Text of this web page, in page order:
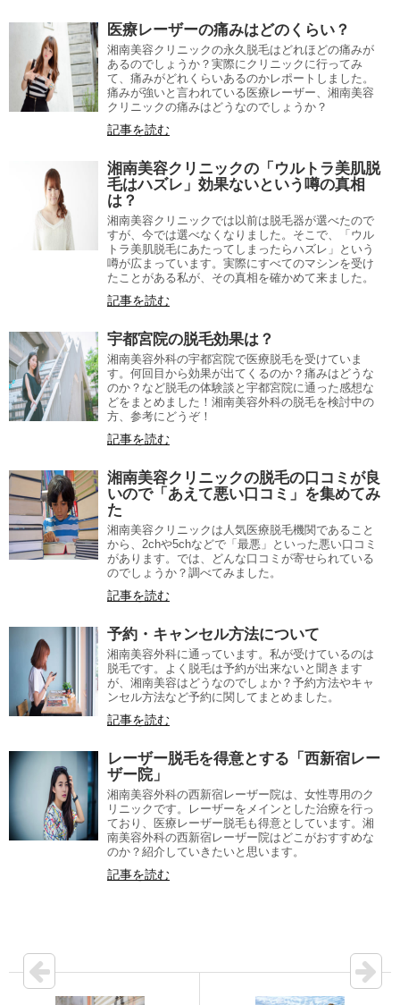
医療レーザーの痛みはどのくらい？
湘南美容クリニックの永久脱毛はどれほどの痛みが
あるのでしょうか？実際にクリニックに行ってみ
て、痛みがどれくらいあるのかレポートしました。
痛みが強いと言われている医療レーザー、湘南美容
クリニックの痛みはどうなのでしょうか？
記事を読む
湘南美容クリニックの「ウルトラ美肌脱
毛はハズレ」効果ないという噂の真相
は？
湘南美容クリニックでは以前は脱毛器が選べたので
すが、今では選べなくなりました。そこで、「ウル
トラ美肌脱毛にあたってしまったらハズレ」という
噂が広まっています。実際にすべてのマシンを受け
たことがある私が、その真相を確かめて来ました。
記事を読む
宇都宮院の脱毛効果は？
湘南美容外科の宇都宮院で医療脱毛を受けていま
す。何回目から効果が出てくるのか？痛みはどうな
のか？など脱毛の体験談と宇都宮院に通った感想な
どをまとめました！湘南美容外科の脱毛を検討中の
方、参考にどうぞ！
記事を読む
湘南美容クリニックの脱毛の口コミが良
いので「あえて悪い口コミ」を集めてみ
た
湘南美容クリニックは人気医療脱毛機関であること
から、2chや5chなどで「最悪」といった悪い口コミ
があります。では、どんな口コミが寄せられている
のでしょうか？調べてみました。
記事を読む
予約・キャンセル方法について
湘南美容外科に通っています。私が受けているのは
脱毛です。よく脱毛は予約が出来ないと聞きます
が、湘南美容はどうなのでしょか？予約方法やキャ
ンセル方法など予約に関してまとめました。
記事を読む
レーザー脱毛を得意とする「西新宿レー
ザー院」
湘南美容外科の西新宿レーザー院は、女性専用のク
リニックです。レーザーをメインとした治療を行っ
ており、医療レーザー脱毛も得意としています。湘
南美容外科の西新宿レーザー院はどこがおすすめな
のか？紹介していきたいと思います。
記事を読む